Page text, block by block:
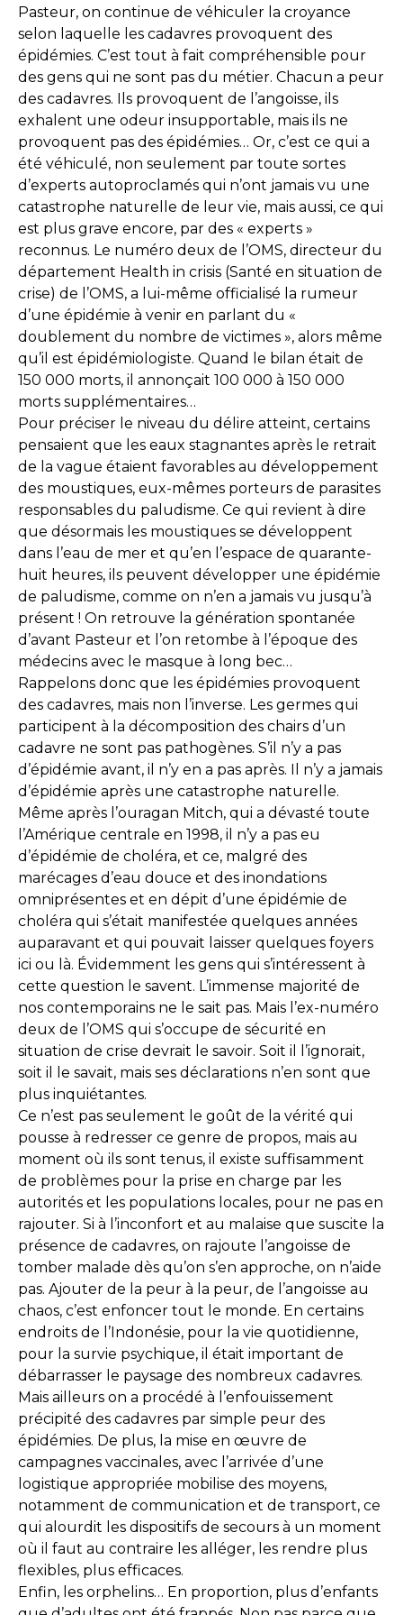
Pasteur, on continue de véhiculer la croyance
selon laquelle les cadavres provoquent des
épidémies. C’est tout à fait compréhensible pour
des gens qui ne sont pas du métier. Chacun a peur
des cadavres. Ils provoquent de l’angoisse, ils
exhalent une odeur insupportable, mais ils ne
provoquent pas des épidémies… Or, c’est ce qui a
été véhiculé, non seulement par toute sortes
d’experts autoproclamés qui n’ont jamais vu une
catastrophe naturelle de leur vie, mais aussi, ce qui
est plus grave encore, par des « experts »
reconnus. Le numéro deux de l’OMS, directeur du
département Health in crisis (Santé en situation de
crise) de l’OMS, a lui-même officialisé la rumeur
d’une épidémie à venir en parlant du «
doublement du nombre de victimes », alors même
qu’il est épidémiologiste. Quand le bilan était de
150 000 morts, il annonçait 100 000 à 150 000
morts supplémentaires…
Pour préciser le niveau du délire atteint, certains
pensaient que les eaux stagnantes après le retrait
de la vague étaient favorables au développement
des moustiques, eux-mêmes porteurs de parasites
responsables du paludisme. Ce qui revient à dire
que désormais les moustiques se développent
dans l’eau de mer et qu’en l’espace de quarante-
huit heures, ils peuvent développer une épidémie
de paludisme, comme on n’en a jamais vu jusqu’à
présent ! On retrouve la génération spontanée
d’avant Pasteur et l’on retombe à l’époque des
médecins avec le masque à long bec…
Rappelons donc que les épidémies provoquent
des cadavres, mais non l’inverse. Les germes qui
participent à la décomposition des chairs d’un
cadavre ne sont pas pathogènes. S’il n’y a pas
d’épidémie avant, il n’y en a pas après. Il n’y a jamais
d’épidémie après une catastrophe naturelle.
Même après l’ouragan Mitch, qui a dévasté toute
l’Amérique centrale en 1998, il n’y a pas eu
d’épidémie de choléra, et ce, malgré des
marécages d’eau douce et des inondations
omniprésentes et en dépit d’une épidémie de
choléra qui s’était manifestée quelques années
auparavant et qui pouvait laisser quelques foyers
ici ou là. Évidemment les gens qui s’intéressent à
cette question le savent. L’immense majorité de
nos contemporains ne le sait pas. Mais l’ex-numéro
deux de l’OMS qui s’occupe de sécurité en
situation de crise devrait le savoir. Soit il l’ignorait,
soit il le savait, mais ses déclarations n’en sont que
plus inquiétantes.
Ce n’est pas seulement le goût de la vérité qui
pousse à redresser ce genre de propos, mais au
moment où ils sont tenus, il existe suffisamment
de problèmes pour la prise en charge par les
autorités et les populations locales, pour ne pas en
rajouter. Si à l’inconfort et au malaise que suscite la
présence de cadavres, on rajoute l’angoisse de
tomber malade dès qu’on s’en approche, on n’aide
pas. Ajouter de la peur à la peur, de l’angoisse au
chaos, c’est enfoncer tout le monde. En certains
endroits de l’Indonésie, pour la vie quotidienne,
pour la survie psychique, il était important de
débarrasser le paysage des nombreux cadavres.
Mais ailleurs on a procédé à l’enfouissement
précipité des cadavres par simple peur des
épidémies. De plus, la mise en œuvre de
campagnes vaccinales, avec l’arrivée d’une
logistique appropriée mobilise des moyens,
notamment de communication et de transport, ce
qui alourdit les dispositifs de secours à un moment
où il faut au contraire les alléger, les rendre plus
flexibles, plus efficaces.
Enfin, les orphelins… En proportion, plus d’enfants